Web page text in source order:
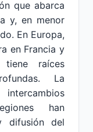
que abarca
y, en menor
En Europa,
en Francia y
raíces
La
han
difusión del